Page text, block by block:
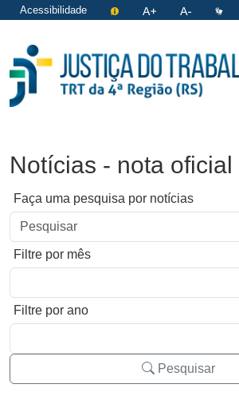
Acessibilidade
Notícias - nota oficial
Faça uma pesquisa por notícias
Filtre por mês
Filtre por ano
Pesquisar